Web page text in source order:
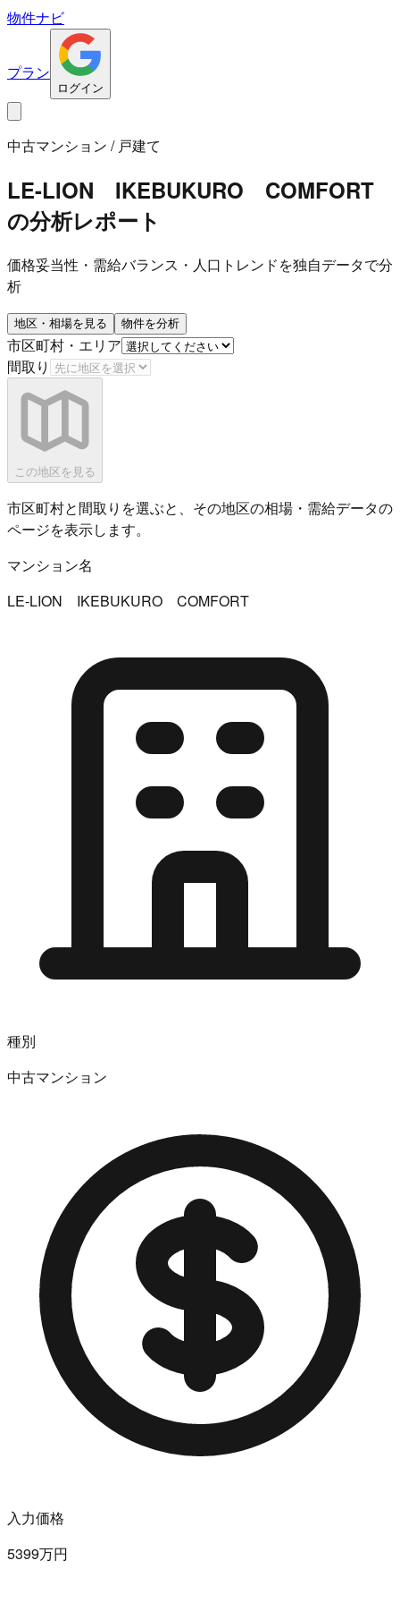
物件ナビ
プラン
ログイン
中古マンション / 戸建て
LE-LION IKEBUKURO COMFORT
の分析レポート
価格妥当性・需給バランス・人口トレンドを独自データで分
析
地区・相場を見る 物件を分析
市区町村・エリア
間取り
この地区を見る
市区町村と間取りを選ぶと、その地区の相場・需給データの
ページを表示します。
マンション名
LE-LION IKEBUKURO COMFORT
種別
中古マンション
入力価格
5399万円